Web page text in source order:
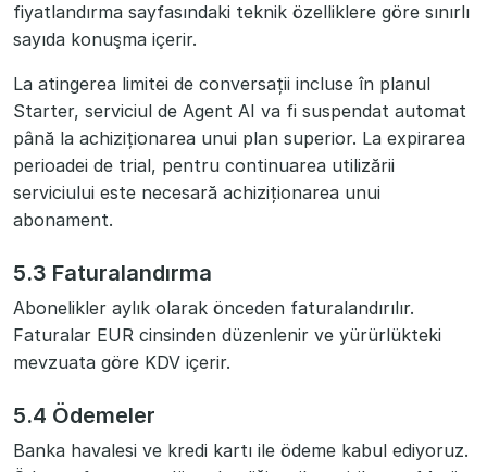
fiyatlandırma sayfasındaki teknik özelliklere göre sınırlı
sayıda konuşma içerir.
La atingerea limitei de conversații incluse în planul
Starter, serviciul de Agent AI va fi suspendat automat
până la achiziționarea unui plan superior. La expirarea
perioadei de trial, pentru continuarea utilizării
serviciului este necesară achiziționarea unui
abonament.
5.3 Faturalandırma
Abonelikler aylık olarak önceden faturalandırılır.
Faturalar EUR cinsinden düzenlenir ve yürürlükteki
mevzuata göre KDV içerir.
5.4 Ödemeler
Banka havalesi ve kredi kartı ile ödeme kabul ediyoruz.